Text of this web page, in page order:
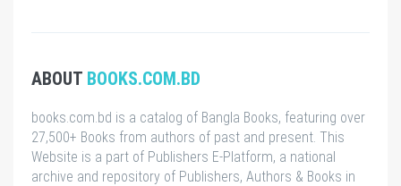
ABOUT BOOKS.COM.BD
books.com.bd is a catalog of Bangla Books, featuring over
27,500+ Books from authors of past and present. This
Website is a part of Publishers E-Platform, a national
archive and repository of Publishers, Authors & Books in